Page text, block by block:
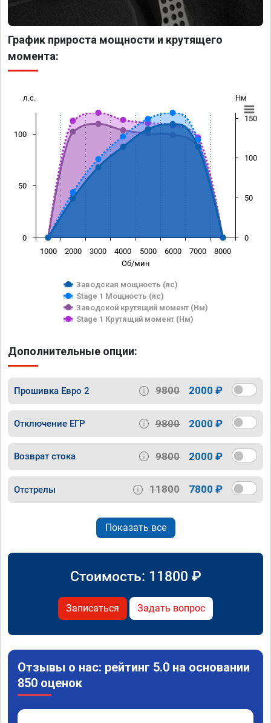
График прироста мощности и крутящего
момента:
Об/мин
л.с. Нм
Заводская мощность (лс)
Stage 1 Мощность (лс)
Заводской крутящий момент (Нм)
Stage 1 Крутящий момент (Нм)
1000 2000 3000 4000 5000 6000 7000 8000
0
50
100
0
50
100
150
Дополнительные опции:
Прошивка Евро 2 9800 2000 ₽
Отключение ЕГР 9800 2000 ₽
Возврат стока 9800 2000 ₽
Отстрелы 11800 7800 ₽
Показать все
Стоимость: 11800 ₽
Записаться Задать вопрос
Отзывы о нас: рейтинг 5.0 на основании
850 оценок